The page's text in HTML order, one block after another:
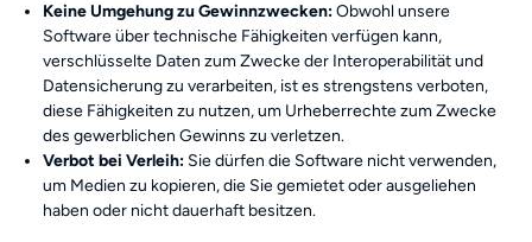
Keine Umgehung zu Gewinnzwecken:Obwohl unsere
Software über technische Fähigkeiten verfügen kann,
verschlüsselte Daten zum Zwecke der Interoperabilität und
Datensicherung zu verarbeiten, ist es strengstens verboten,
diese Fähigkeiten zu nutzen, um Urheberrechte zum Zwecke
des gewerblichen Gewinns zu verletzen.
Verbot bei Verleih: Sie dürfen die Software nicht verwenden,
um Medien zu kopieren, die Sie gemietet oder ausgeliehen
haben oder nicht dauerhaft besitzen.